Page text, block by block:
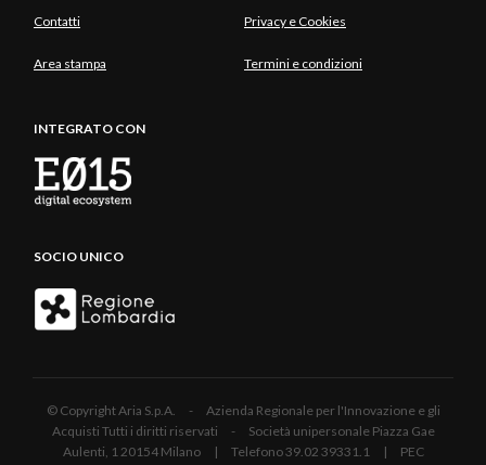
Contatti Privacy e Cookies
Area stampa Termini e condizioni
INTEGRATO CON
SOCIO UNICO
© Copyright Aria S.p.A. - Azienda Regionale per l'Innovazione e gli
Acquisti Tutti i diritti riservati - Società unipersonale Piazza Gae
Aulenti, 1 20154 Milano | Telefono 39.02 39331.1 | PEC